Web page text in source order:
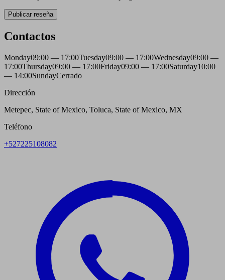
Publicar reseña
Contactos
Monday09:00 — 17:00Tuesday09:00 — 17:00Wednesday09:00 —
17:00Thursday09:00 — 17:00Friday09:00 — 17:00Saturday10:00
— 14:00SundayCerrado
Dirección
Metepec, State of Mexico, Toluca, State of Mexico, MX
Teléfono
+527225108082